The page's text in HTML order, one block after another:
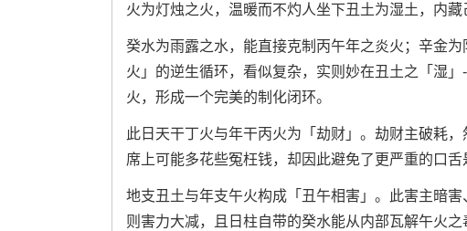
火为灯烛之火，温暖而不灼人坐下丑土为湿土，内藏
癸水为雨露之水，能直接克制丙午年之炎火；辛金
火」的逆生循环，看似复杂，实则妙在丑土之「湿
火，形成一个完美的制化闭环。
此日天干丁火与年干丙火为「劫财」。劫财主破耗
席上可能多花些冤枉钱，却因此避免了更严重的口舌
地支丑土与年支午火构成「丑午相害」。此害主暗
则害力大减，且日柱自带的癸水能从内部瓦解午火之